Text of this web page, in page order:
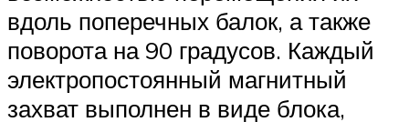
вдоль поперечных балок, а также
поворота на 90 градусов. Каждый
электропостоянный магнитный
захват выполнен в виде блока,